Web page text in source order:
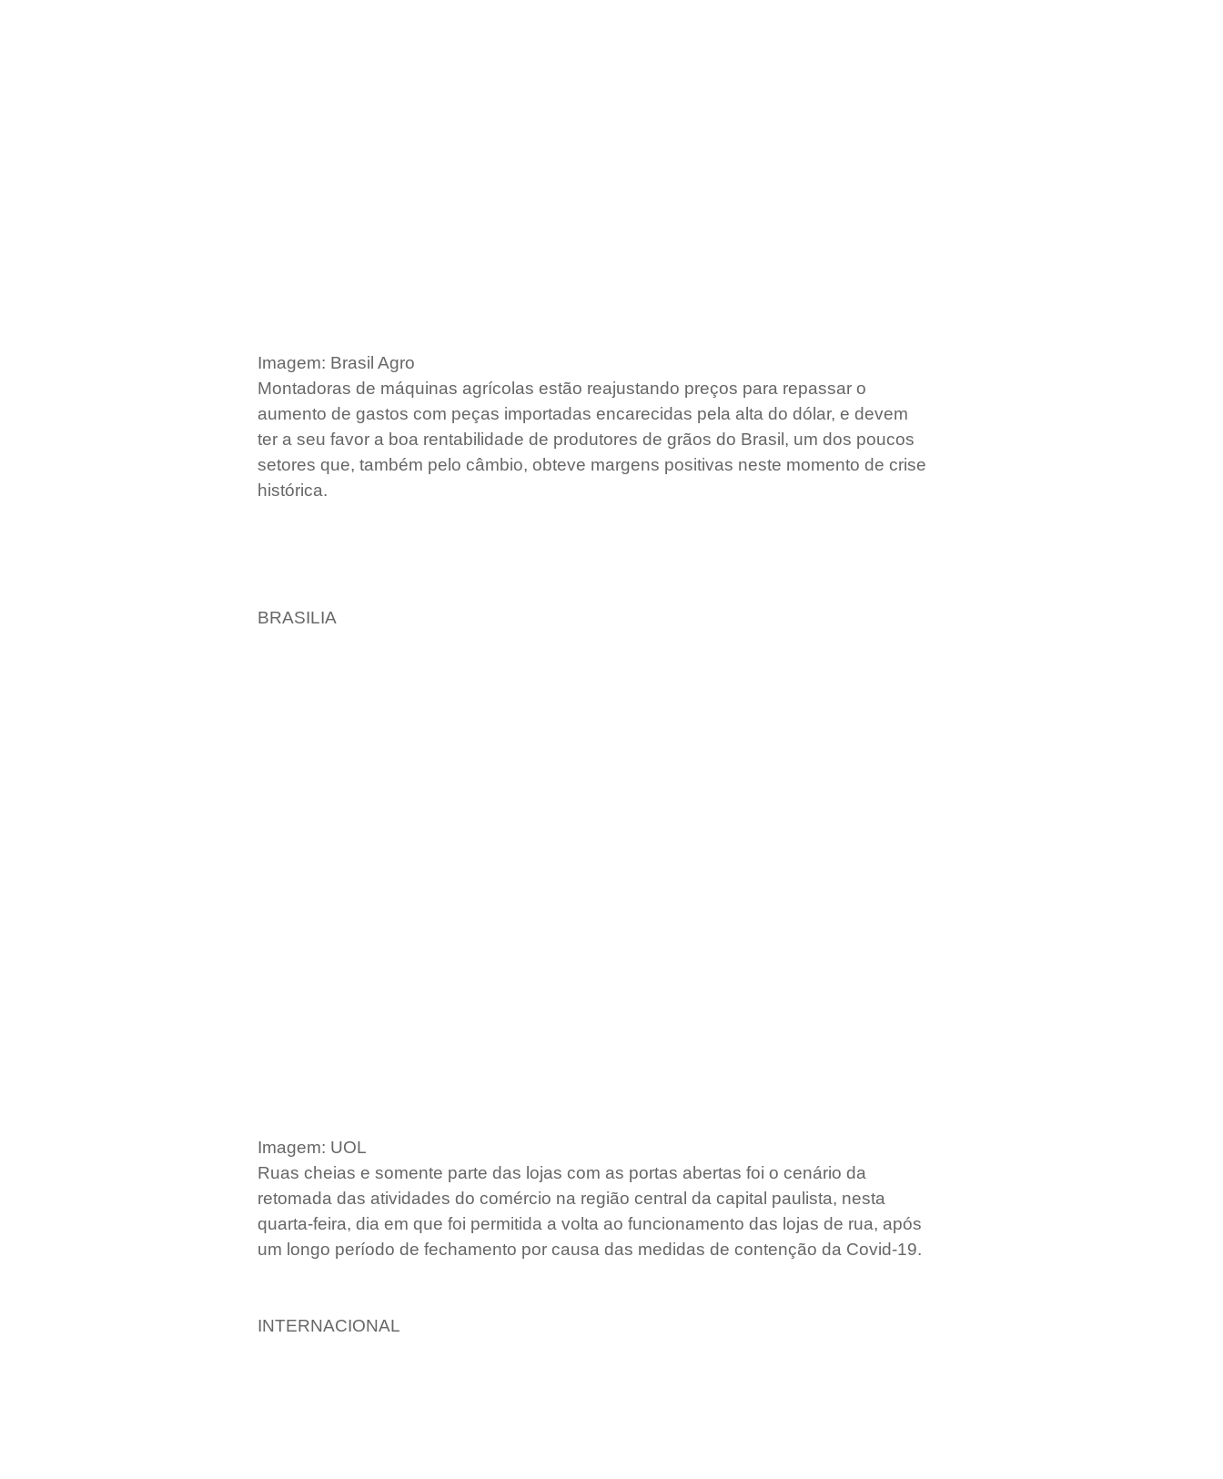
Imagem: Brasil Agro
Montadoras de máquinas agrícolas estão reajustando preços para repassar o
aumento de gastos com peças importadas encarecidas pela alta do dólar, e devem
ter a seu favor a boa rentabilidade de produtores de grãos do Brasil, um dos poucos
setores que, também pelo câmbio, obteve margens positivas neste momento de crise
histórica.
BRASILIA
Imagem: UOL
Ruas cheias e somente parte das lojas com as portas abertas foi o cenário da
retomada das atividades do comércio na região central da capital paulista, nesta
quarta-feira, dia em que foi permitida a volta ao funcionamento das lojas de rua, após
um longo período de fechamento por causa das medidas de contenção da Covid-19.
INTERNACIONAL